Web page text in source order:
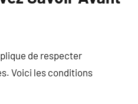
de respecter
Voici les conditions